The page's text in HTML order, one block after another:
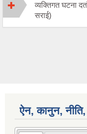
व्यक्तिगत घटना
सराई)
ऐन, कानुन, नीति,